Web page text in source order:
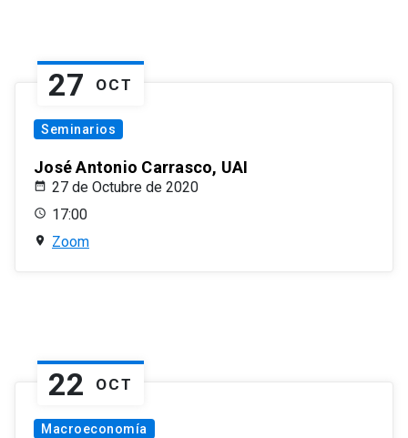
27 OCT
Seminarios
José Antonio Carrasco, UAI
27 de Octubre de 2020
17:00
Zoom
22 OCT
Macroeconomía